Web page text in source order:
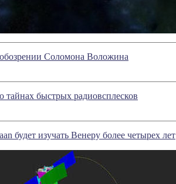
Соломона Воложина
быстрых радиовсплесков
будет изучать Венеру более четырех лет